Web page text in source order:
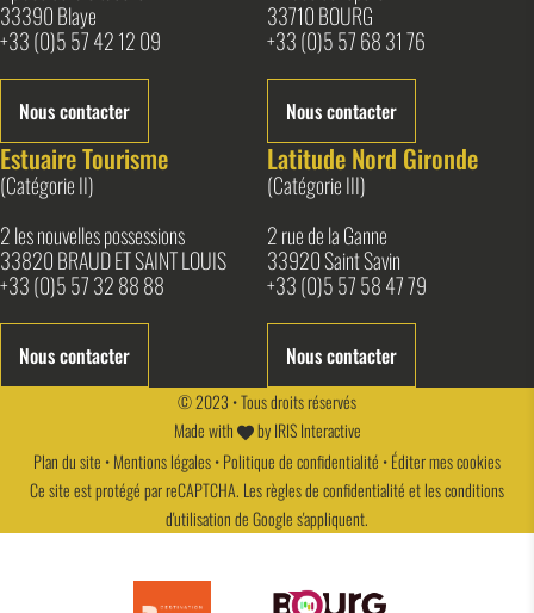
33390 Blaye
+33 (0)5 57 42 12 09
Nous contacter
33710 BOURG
+33 (0)5 57 68 31 76
Nous contacter
Estuaire Tourisme
(Catégorie II)
2 les nouvelles possessions
33820 BRAUD ET SAINT LOUIS
+33 (0)5 57 32 88 88
Nous contacter
Latitude Nord Gironde
(Catégorie III)
2 rue de la Ganne
33920 Saint Savin
+33 (0)5 57 58 47 79
Nous contacter
© 2023 • Tous droits réservés
Made with
byIRIS Interactive
Plan du site •Mentions légales•Politique de confidentialité •Éditer mes cookies
Ce site est protégé par reCAPTCHA. Lesrègles de confidentialitéet lesconditions
d'utilisationde Google s'appliquent.